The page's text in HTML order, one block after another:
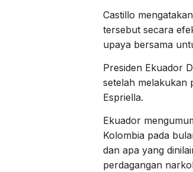
Castillo
tersebut secara
upaya bersama
Presiden Ekuador
setelah melakukan
Espriella.
Ekuador
Kolombia pada
dan apa yang
perdagangan